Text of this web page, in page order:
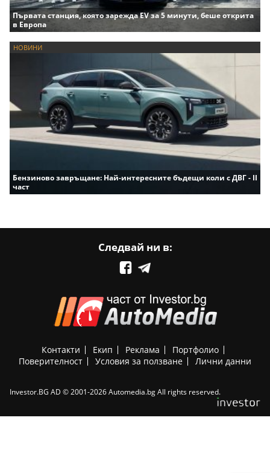
Първата станция, която зарежда EV за 5 минути, беше открита
в Европа
НОВИНИ
Бензиново завръщане: Най-интересните бъдещи коли с ДВГ - II
част
Следвай ни в:
Контакти Екип Реклама
Портфолио
Поверителност
Условия за ползване Лични данни
Investor.BG AD © 2001-2026 Automedia.bg All rights reserved.